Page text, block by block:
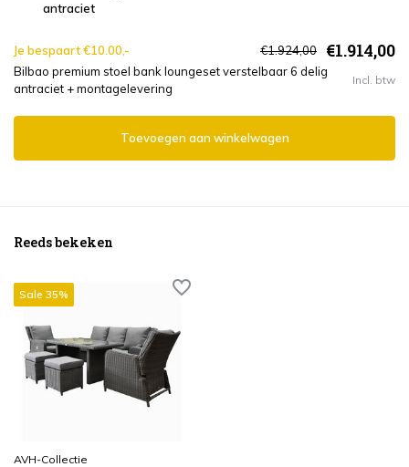
antraciet
Je bespaart €10.00,- €1.924,00 €1.914,00
Bilbao premium stoel bank loungeset verstelbaar 6 delig
antraciet + montagelevering
Incl. btw
Toevoegen aan winkelwagen
Reeds bekeken
Sale 35%
AVH-Collectie